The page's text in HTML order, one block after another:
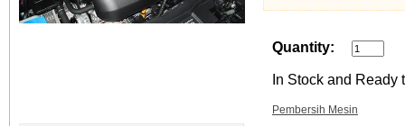
Quantity:
In Stock and Ready
Pembersih Mesin